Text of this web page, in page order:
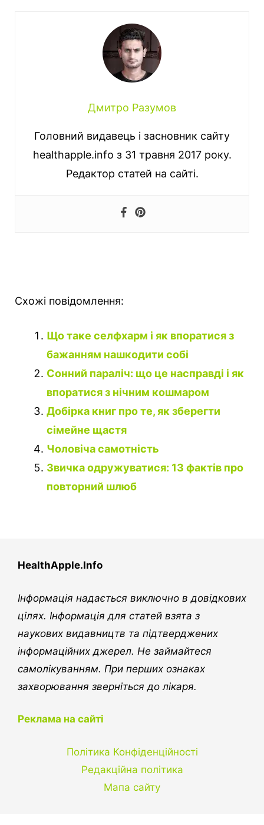
Дмитро Разумов
Головний видавець і засновник сайту
healthapple.info з 31 травня 2017 року.
Редактор статей на сайті.
Схожі повідомлення:
Що таке селфхарм і як впоратися з
бажанням нашкодити собі
Сонний параліч: що це насправді і як
впоратися з нічним кошмаром
Добірка книг про те, як зберегти
сімейне щастя
Чоловіча самотність
Звичка одружуватися: 13 фактів про
повторний шлюб
HealthApple.Info
Інформація надається виключно в довідкових
цілях. Інформація для статей взята з
наукових видавництв та підтверджених
інформаційних джерел. Не займайтеся
самолікуванням. При перших ознаках
захворювання зверніться до лікаря.
Реклама на сайті
Політика Конфіденційності
Редакційна політика
Мапа сайту